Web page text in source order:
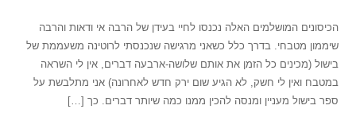
הכיסונים המושלמים האלה נכנסו לחיי בעידן של הרבה אי ודאות והרבה
שיממון מטבחי. בדרך כלל כשאני מרגישה שנכנסתי לרוטינה משעממת של
בישול (מכינים כל הזמן את אותם שלושה-ארבעה דברים, אין לי השראה
במטבח ואין לי חשק, לא הגיע שום ירק חדש לאחרונה) אני מתלבשת על
ספר בישול מעניין ומנסה להכין ממנו כמה שיותר דברים. כך […]